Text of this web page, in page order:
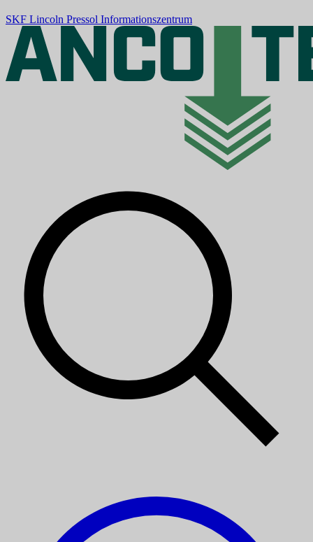
SKF Lincoln Pressol Informationszentrum